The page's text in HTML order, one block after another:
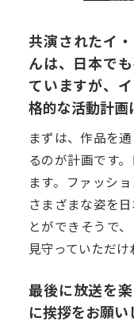
共演されたイ
んは、日本で
ていますが、
格的な活動計画
まずは、作品を
るのが計画です
ます。ファッシ
さまざまな姿を
とができそうで
見守っていただけ
最後に放送を
に挨拶をお願い